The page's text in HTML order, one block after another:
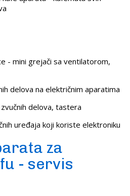
- mini grejači sa ventilatorom,
delova na električnim aparatima
delova, tastera
uređaja koji koriste elektroniku
za
- servis